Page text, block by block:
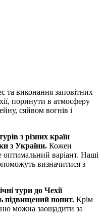
та виконання заповітних
поринути в атмосферу
сяйвом вогнів і
з різних країн
з України. Кожен
оптимальний варіант. Наші
визначитися з
тури до Чехії
підвищений попит. Крім
можна заощадити за